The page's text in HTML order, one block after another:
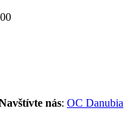
nás: OC Danubia